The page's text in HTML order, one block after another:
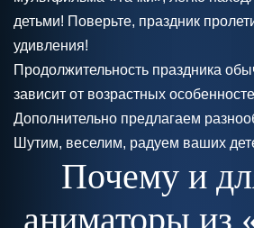
детьми! Поверьте, праздник
удивления!
Продолжительность праздника
зависит от возрастных
Дополнительно предлагаем
Шутим, веселим, радуем ваших
Почему и
аниматоры из